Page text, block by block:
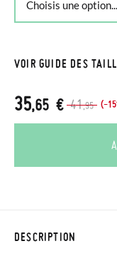
VOIR GUIDE DES
41,95 (-
35,65 €
DESCRIPTION